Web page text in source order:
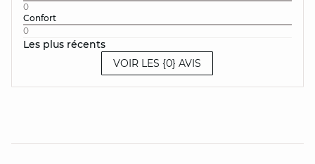
0
Confort
0
Les plus récents
VOIR LES {0} AVIS